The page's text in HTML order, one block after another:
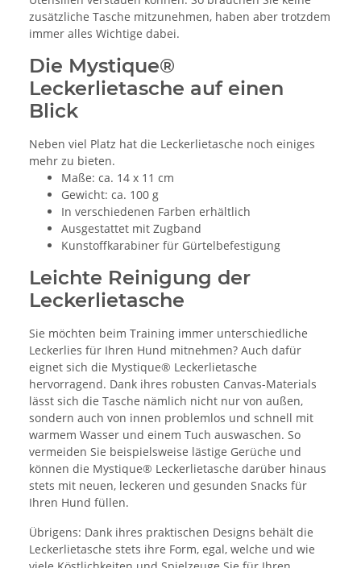
zusätzliche Tasche mitzunehmen, haben aber trotzdem
immer alles Wichtige dabei.
Die Mystique®
Leckerlietasche auf einen
Blick
Neben viel Platz hat die Leckerlietasche noch einiges
mehr zu bieten.
Maße: ca. 14 x 11 cm
Gewicht: ca. 100 g
In verschiedenen Farben erhältlich
Ausgestattet mit Zugband
Kunstoffkarabiner für Gürtelbefestigung
Leichte Reinigung der
Leckerlietasche
Sie möchten beim Training immer unterschiedliche
Leckerlies für Ihren Hund mitnehmen? Auch dafür
eignet sich die Mystique® Leckerlietasche
hervorragend. Dank ihres robusten Canvas-Materials
lässt sich die Tasche nämlich nicht nur von außen,
sondern auch von innen problemlos und schnell mit
warmem Wasser und einem Tuch auswaschen. So
vermeiden Sie beispielsweise lästige Gerüche und
können die Mystique® Leckerlietasche darüber hinaus
stets mit neuen, leckeren und gesunden Snacks für
Ihren Hund füllen.
Übrigens: Dank ihres praktischen Designs behält die
Leckerlietasche stets ihre Form, egal, welche und wie